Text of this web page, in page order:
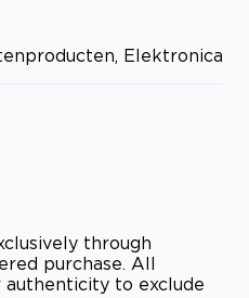
Elektronica
through
purchase. All
to exclude